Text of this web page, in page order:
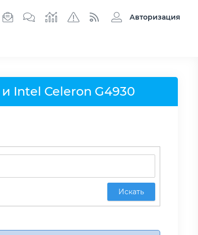
Авторизация
Intel Celeron G4930
Искать